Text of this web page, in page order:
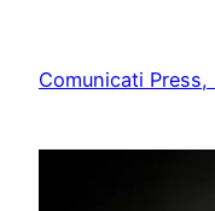
content
Comunicati